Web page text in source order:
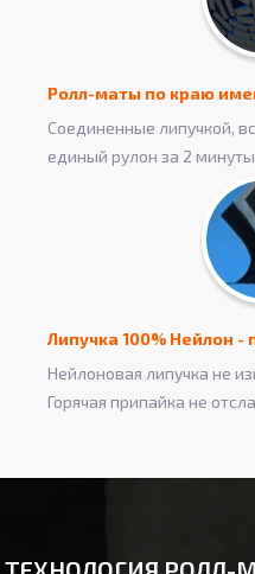
Ролл-маты по краю
Соединенные липучкой,
единый рулон за 2 минуты
Липучка 100% Нейлон
Нейлоновая липучка не
Горячая припайка не